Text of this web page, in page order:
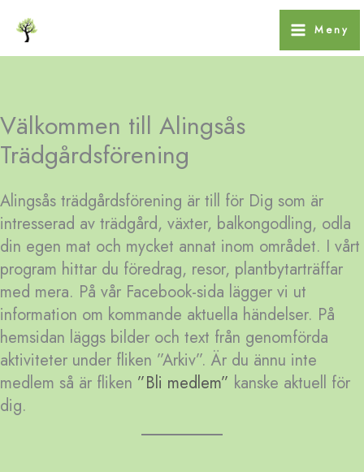
innehåll
Meny
Välkommen till Alingsås
Trädgårdsförening
Alingsås trädgårdsförening är till för Dig som är
intresserad av trädgård, växter, balkongodling, odla
din egen mat och mycket annat inom området. I vårt
program hittar du föredrag, resor, plantbytarträffar
med mera. På vår Facebook-sida lägger vi ut
information om kommande aktuella händelser. På
hemsidan läggs bilder och text från genomförda
aktiviteter under fliken ”Arkiv”. Är du ännu inte
medlem så är fliken ”Bli medlem” kanske aktuell för
dig.